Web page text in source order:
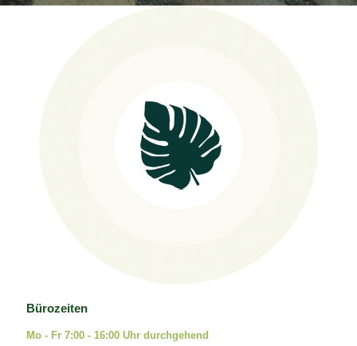
Sa. bleibt geschlossen
Bürozeiten
Mo - Fr 7:00 - 16:00 Uhr durchgehend